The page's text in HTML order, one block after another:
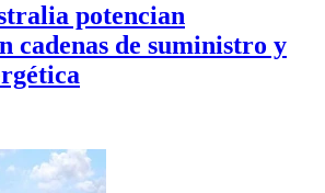
potencian
cadenas de suministro y